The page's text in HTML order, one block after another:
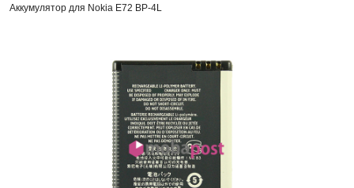
Аккумулятор для Nokia E72 BP-4L